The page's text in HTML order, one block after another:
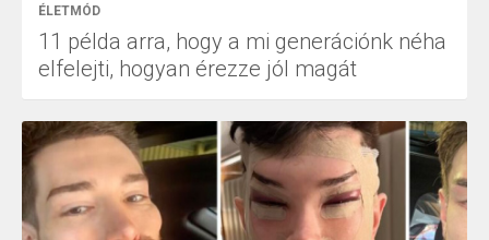
ÉLETMÓD
11 példa arra, hogy a mi generációnk néha
elfelejti, hogyan érezze jól magát